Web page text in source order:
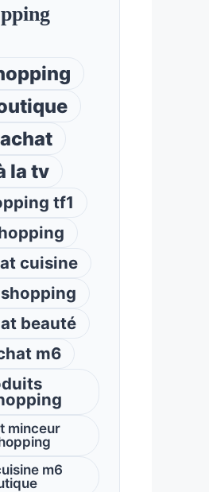
la tv
tf1
cuisine
beauté
m6
minceur
m6